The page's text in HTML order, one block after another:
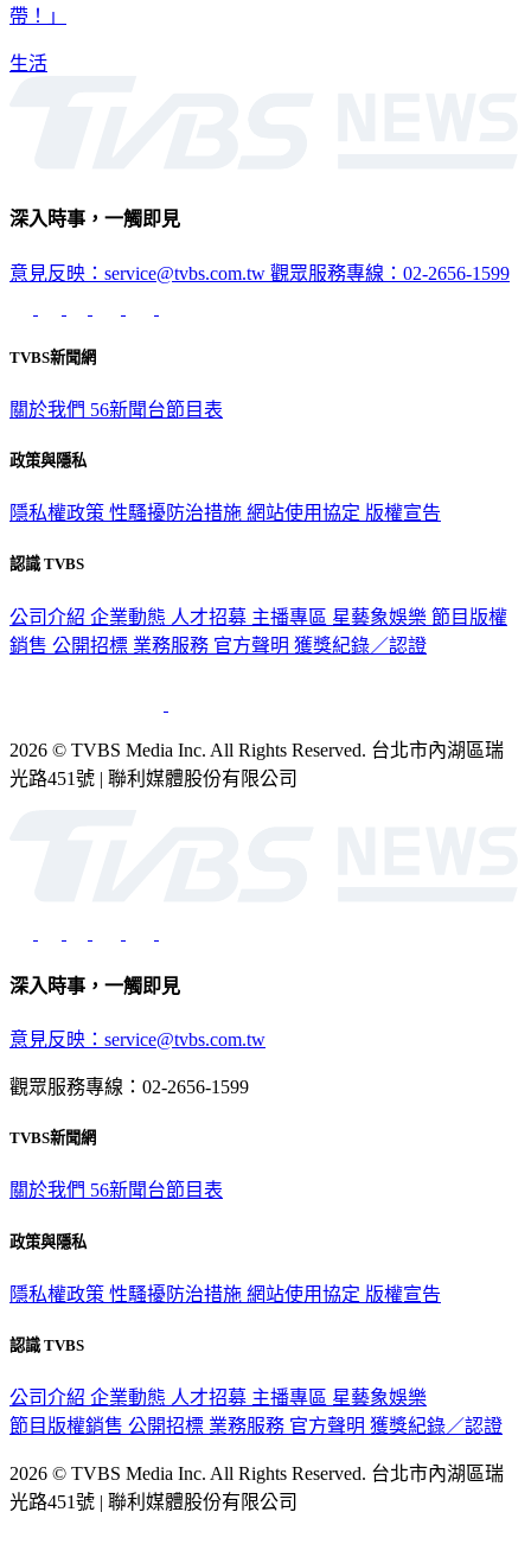
帶！」
生活
深入時事，一觸即見
意見反映：service@tvbs.com.tw 觀眾服務專線：02-2656-1599
TVBS新聞網
關於我們 56新聞台節目表
政策與隱私
隱私權政策 性騷擾防治措施 網站使用協定 版權宣告
認識 TVBS
公司介紹 企業動態 人才招募 主播專區 星藝象娛樂 節目版權
銷售 公開招標 業務服務 官方聲明 獲獎紀錄／認證
2026 © TVBS Media Inc. All Rights Reserved. 台北市內湖區瑞
光路451號 | 聯利媒體股份有限公司
深入時事，一觸即見
意見反映：service@tvbs.com.tw
觀眾服務專線：02-2656-1599
TVBS新聞網
關於我們 56新聞台節目表
政策與隱私
隱私權政策 性騷擾防治措施 網站使用協定 版權宣告
認識 TVBS
公司介紹 企業動態 人才招募 主播專區 星藝象娛樂
節目版權銷售 公開招標 業務服務 官方聲明 獲獎紀錄／認證
2026 © TVBS Media Inc. All Rights Reserved. 台北市內湖區瑞
光路451號 | 聯利媒體股份有限公司